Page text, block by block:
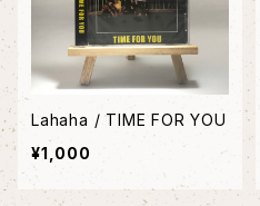
Lahaha / TIME FOR YOU
¥1,000